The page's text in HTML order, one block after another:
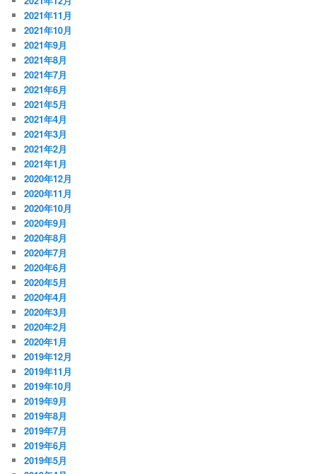
2021年11月
2021年10月
2021年9月
2021年8月
2021年7月
2021年6月
2021年5月
2021年4月
2021年3月
2021年2月
2021年1月
2020年12月
2020年11月
2020年10月
2020年9月
2020年8月
2020年7月
2020年6月
2020年5月
2020年4月
2020年3月
2020年2月
2020年1月
2019年12月
2019年11月
2019年10月
2019年9月
2019年8月
2019年7月
2019年6月
2019年5月